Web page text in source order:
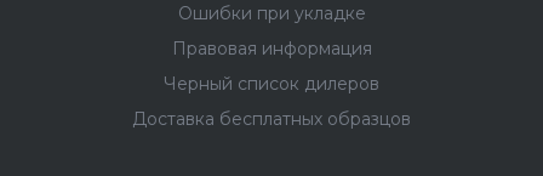
Ошибки при укладке
Правовая информация
Черный список дилеров
Доставка бесплатных образцов